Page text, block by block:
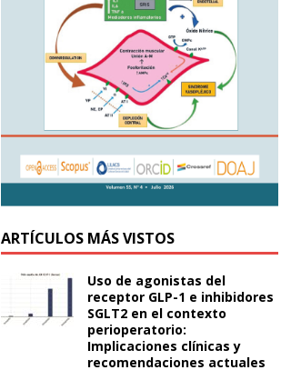
ARTÍCULOS MÁS VISTOS
Uso de agonistas del
receptor GLP-1 e inhibidores
SGLT2 en el contexto
perioperatorio:
Implicaciones clínicas y
recomendaciones actuales